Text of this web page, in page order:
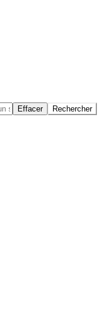
Effacer Rechercher